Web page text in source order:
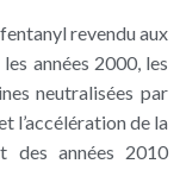
revendu aux
années 2000, les
neutralisées par
l’accélération de la
des années 2010